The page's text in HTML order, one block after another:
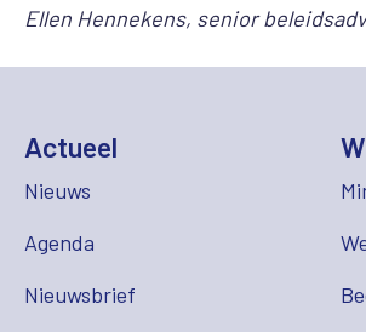
Ellen Hennekens, senior
Actueel
Nieuws
Agenda
Nieuwsbrief